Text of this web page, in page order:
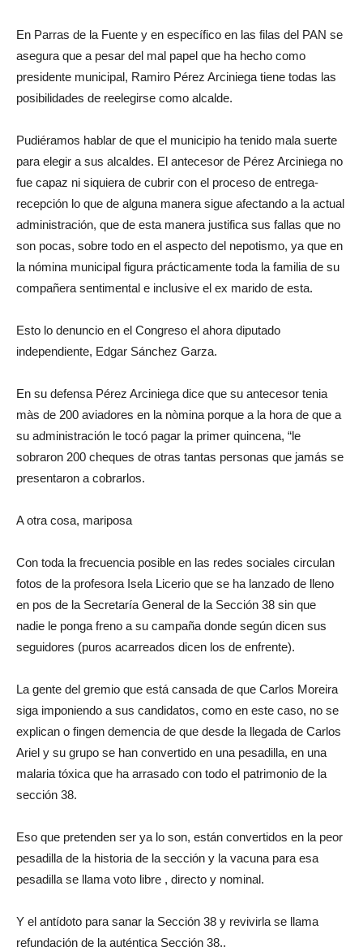
En Parras de la Fuente y en específico en las filas del PAN se
asegura que a pesar del mal papel que ha hecho como
presidente municipal, Ramiro Pérez Arciniega tiene todas las
posibilidades de reelegirse como alcalde.
Pudiéramos hablar de que el municipio ha tenido mala suerte
para elegir a sus alcaldes. El antecesor de Pérez Arciniega no
fue capaz ni siquiera de cubrir con el proceso de entrega-
recepción lo que de alguna manera sigue afectando a la actual
administración, que de esta manera justifica sus fallas que no
son pocas, sobre todo en el aspecto del nepotismo, ya que en
la nómina municipal figura prácticamente toda la familia de su
compañera sentimental e inclusive el ex marido de esta.
Esto lo denuncio en el Congreso el ahora diputado
independiente, Edgar Sánchez Garza.
En su defensa Pérez Arciniega dice que su antecesor tenia
màs de 200 aviadores en la nòmina porque a la hora de que a
su administración le tocó pagar la primer quincena, “le
sobraron 200 cheques de otras tantas personas que jamás se
presentaron a cobrarlos.
A otra cosa, mariposa
Con toda la frecuencia posible en las redes sociales circulan
fotos de la profesora Isela Licerio que se ha lanzado de lleno
en pos de la Secretaría General de la Sección 38 sin que
nadie le ponga freno a su campaña donde según dicen sus
seguidores (puros acarreados dicen los de enfrente).
La gente del gremio que está cansada de que Carlos Moreira
siga imponiendo a sus candidatos, como en este caso, no se
explican o fingen demencia de que desde la llegada de Carlos
Ariel y su grupo se han convertido en una pesadilla, en una
malaria tóxica que ha arrasado con todo el patrimonio de la
sección 38.
Eso que pretenden ser ya lo son, están convertidos en la peor
pesadilla de la historia de la sección y la vacuna para esa
pesadilla se llama voto libre , directo y nominal.
Y el antídoto para sanar la Sección 38 y revivirla se llama
refundación de la auténtica Sección 38..